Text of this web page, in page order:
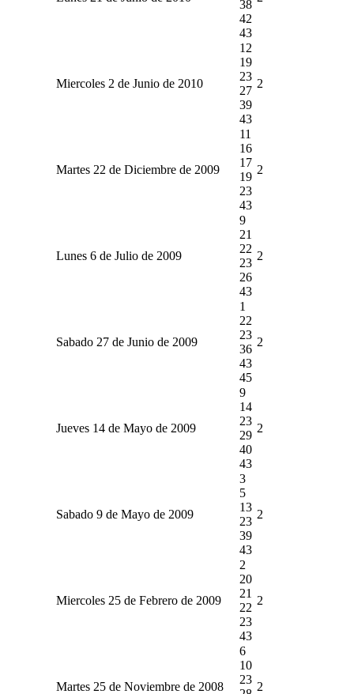
38
42
43
Miercoles 2 de Junio de 2010
12
19
23
27
39
43
2
Martes 22 de Diciembre de 2009
11
16
17
19
23
43
2
Lunes 6 de Julio de 2009
9
21
22
23
26
43
2
Sabado 27 de Junio de 2009
1
22
23
36
43
45
2
Jueves 14 de Mayo de 2009
9
14
23
29
40
43
2
Sabado 9 de Mayo de 2009
3
5
13
23
39
43
2
Miercoles 25 de Febrero de 2009
2
20
21
22
23
43
2
Martes 25 de Noviembre de 2008
6
10
23
2